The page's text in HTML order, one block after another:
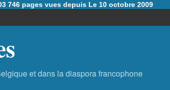
746 pages vues depuis Le 10 octobre 2009